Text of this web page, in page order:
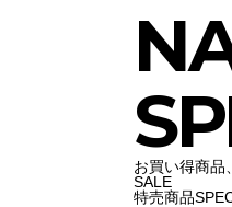
お買い得商品
SALE
特売商品